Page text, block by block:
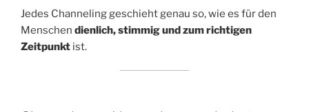
Jedes Channeling geschieht genau so, wie es für den
Menschen dienlich, stimmig und zum richtigen
Zeitpunkt ist.